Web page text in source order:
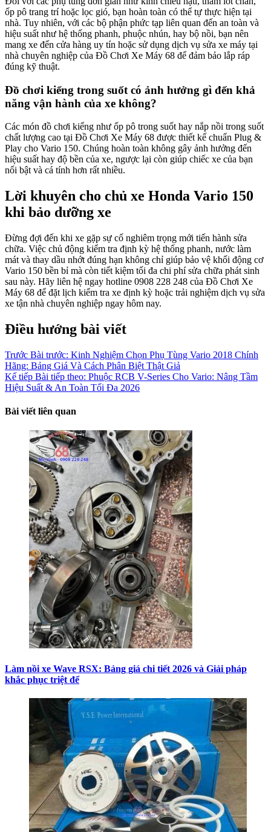
ốp pô trang trí hoặc lọc gió, bạn hoàn toàn có thể tự thực hiện tại
nhà. Tuy nhiên, với các bộ phận phức tạp liên quan đến an toàn và
hiệu suất như hệ thống phanh, phuộc nhún, hay bộ nồi, bạn nên
mang xe đến cửa hàng uy tín hoặc sử dụng dịch vụ sửa xe máy tại
nhà chuyên nghiệp của Đồ Chơi Xe Máy 68 để đảm bảo lắp ráp
đúng kỹ thuật.
Đồ chơi kiểng trong suốt có ảnh hưởng gì đến khả
năng vận hành của xe không?
Các món đồ chơi kiểng như ốp pô trong suốt hay nắp nồi trong suốt
chất lượng cao tại Đồ Chơi Xe Máy 68 được thiết kế chuẩn Plug &
Play cho Vario 150. Chúng hoàn toàn không gây ảnh hưởng đến
hiệu suất hay độ bền của xe, ngược lại còn giúp chiếc xe của bạn
nổi bật và cá tính hơn rất nhiều.
Lời khuyên cho chủ xe Honda Vario 150
khi bảo dưỡng xe
Đừng đợi đến khi xe gặp sự cố nghiêm trọng mới tiến hành sửa
chữa. Việc chủ động kiểm tra định kỳ hệ thống phanh, nước làm
mát và thay dầu nhớt đúng hạn không chỉ giúp bảo vệ khối động cơ
Vario 150 bền bỉ mà còn tiết kiệm tối đa chi phí sửa chữa phát sinh
sau này. Hãy liên hệ ngay hotline 0908 228 248 của Đồ Chơi Xe
Máy 68 để đặt lịch kiểm tra xe định kỳ hoặc trải nghiệm dịch vụ sửa
xe tận nhà chuyên nghiệp ngay hôm nay.
Điều hướng bài viết
Trước Bài trước: Kinh Nghiệm Chọn Phụ Tùng Vario 2018 Chính
Hãng: Bảng Giá Và Cách Phân Biệt Thật Giả
Kế tiếp Bài tiếp theo: Phuộc RCB V-Series Cho Vario: Nâng Tầm
Hiệu Suất & An Toàn Tối Đa 2026
Bài viết liên quan
Làm nồi xe Wave RSX: Bảng giá chi tiết 2026 và Giải pháp
khắc phục triệt để